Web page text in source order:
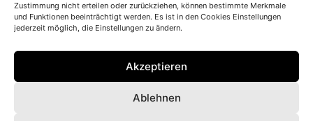
Zustimmung nicht erteilen oder zurückziehen, können bestimmte Merkmale
und Funktionen beeinträchtigt werden. Es ist in den Cookies Einstellungen
jederzeit möglich, die Einstellungen zu ändern.
Akzeptieren
Ablehnen
RegieFlorian Fiedler
Selina Peyer
Video/ MusikBert Zander